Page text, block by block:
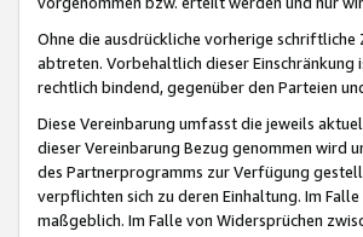
Ohne die ausdrückliche vorherige
abtreten. Vorbehaltlich dieser
rechtlich bindend, gegenüber den Parteien
Diese Vereinbarung umfasst die jeweils
dieser Vereinbarung Bezug genommen wird
des Partnerprogramms zur Verfügung
verpflichten sich zu deren Einhaltung. Im
maßgeblich. Im Falle von Widersprüchen